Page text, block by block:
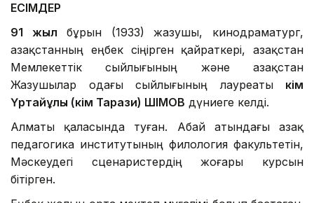
ЕСІМДЕР
91 жыл бұрын (1933) жазушы, кинодраматург,
Қазақстанның еңбек сіңірген қайраткері, Қазақстан
Мемлекеттік сыйлығының және Қазақстан
Жазушылар одағы сыйлығының лауреаты Әкім
Үртайұлы (Әкім Тарази) ӘШІМОВ дүниеге келді.
Алматы қаласында туған. Абай атындағы Қазақ
педагогика институтының филология факультетін,
Мәскеудегі сценаристердің жоғары курсын
бітірген.